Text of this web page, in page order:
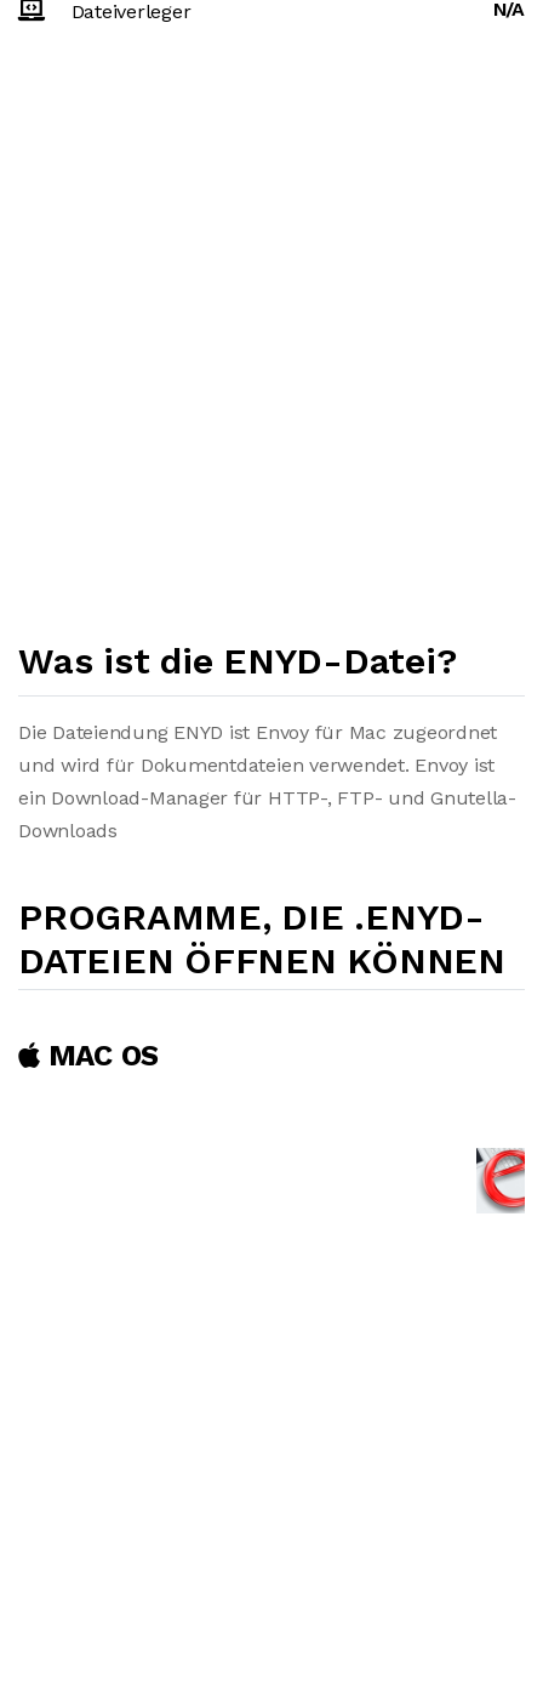
Dateiverleger N/A
Was ist die ENYD-Datei?
Die Dateiendung ENYD ist Envoy für Mac zugeordnet
und wird für Dokumentdateien verwendet. Envoy ist
ein Download-Manager für HTTP-, FTP- und Gnutella-
Downloads
PROGRAMME, DIE .ENYD-
DATEIEN ÖFFNEN KÖNNEN
MAC OS